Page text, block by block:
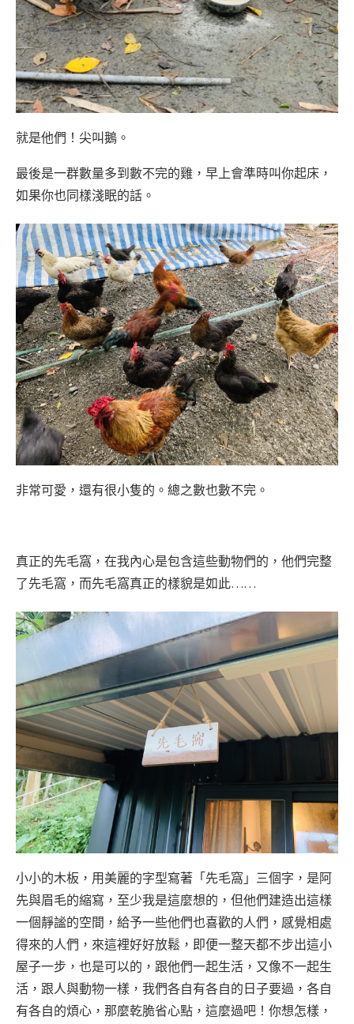
就是他們！尖叫鵝。
最後是一群數量多到數不完的雞，早上會準時叫你起床，
如果你也同樣淺眠的話。
非常可愛，還有很小隻的。總之數也數不完。
真正的先毛窩，在我內心是包含這些動物們的，他們完整
了先毛窩，而先毛窩真正的樣貌是如此……
小小的木板，用美麗的字型寫著「先毛窩」三個字，是阿
先與眉毛的縮寫，至少我是這麼想的，但他們建造出這樣
一個靜謐的空間，給予一些他們也喜歡的人們，感覺相處
得來的人們，來這裡好好放鬆，即便一整天都不步出這小
屋子一步，也是可以的，跟他們一起生活，又像不一起生
活，跟人與動物一樣，我們各自有各自的日子要過，各自
有各自的煩心，那麼乾脆省心點，這麼過吧！你想怎樣，